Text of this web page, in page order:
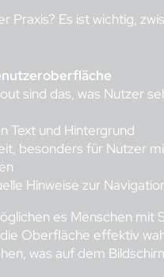
Praxis? Es ist wichtig,
sind das, was Nutzer
Text und Hintergrund
besonders für Nutzer
Hinweise zur
es Menschen mit
Oberfläche effektiv
was auf dem